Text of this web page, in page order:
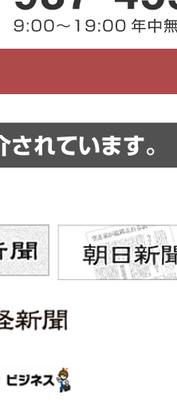
れています。